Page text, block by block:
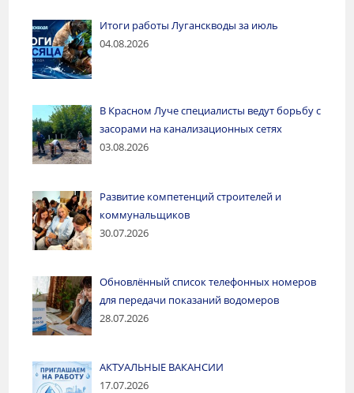
Итоги работы Луганскводы за июль
04.08.2026
В Красном Луче специалисты ведут борьбу с
засорами на канализационных сетях
03.08.2026
Развитие компетенций строителей и
коммунальщиков
30.07.2026
Обновлённый список телефонных номеров
для передачи показаний водомеров
28.07.2026
АКТУАЛЬНЫЕ ВАКАНСИИ
17.07.2026